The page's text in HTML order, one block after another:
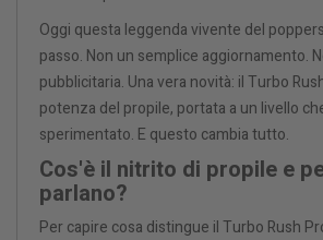
Oggi questa leggenda vivente del
passo. Non un semplice aggiornamento.
pubblicitaria. Una vera novità: il Turbo
potenza del propile, portata a un livello
sperimentato. E questo cambia tutto.
Cos'è il nitrito di propile e
parlano?
Per capire cosa distingue il Turbo Rush